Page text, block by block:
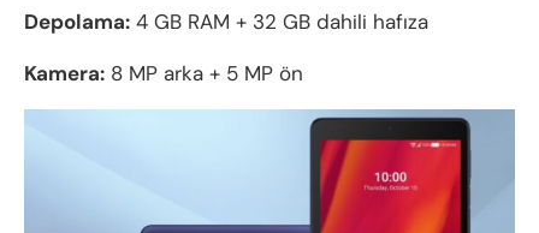
Depolama: 4 GB RAM + 32 GB dahili hafıza
Kamera: 8 MP arka + 5 MP ön